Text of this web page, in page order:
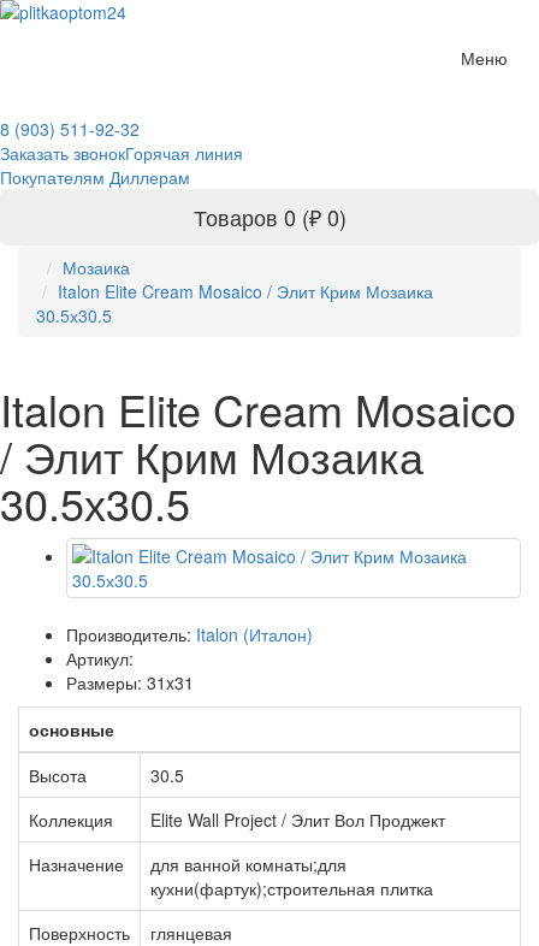
Меню
8 (903) 511-92-32
Заказать звонокГорячая линия
Покупателям Диллерам
Товаров 0 (₽ 0)
Мозаика
Italon Elite Cream Mosaico / Элит Крим Мозаика
30.5х30.5
Italon Elite Cream Mosaico
/ Элит Крим Мозаика
30.5х30.5
Производитель: Italon (Италон)
Артикул:
Размеры: 31x31
основные
Высота
30.5
Коллекция
Elite Wall Project / Элит Вол Проджект
Назначение
для ванной комнаты;для
кухни(фартук);строительная плитка
Поверхность
глянцевая